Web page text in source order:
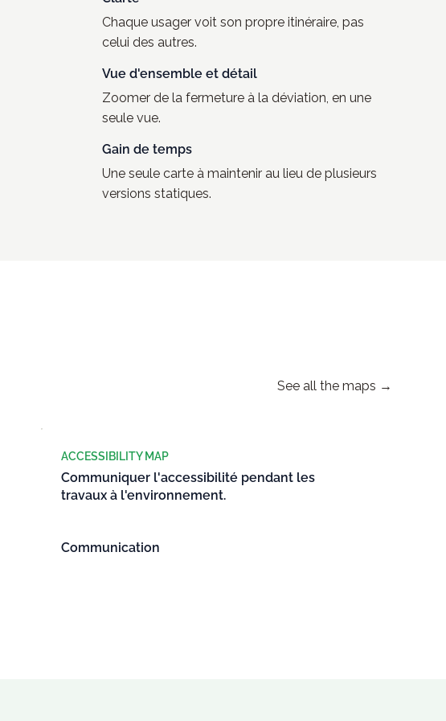
Chaque usager voit son propre itinéraire, pas
celui des autres.
Vue d'ensemble et détail
Zoomer de la fermeture à la déviation, en une
seule vue.
Gain de temps
Une seule carte à maintenir au lieu de plusieurs
versions statiques.
See all the maps →
ACCESSIBILITY MAP
Communiquer l'accessibilité pendant les
travaux à l'environnement.
Communication